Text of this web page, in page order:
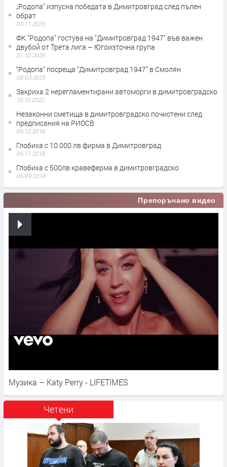
„Родопа“ изпусна победата в Димитровград след пълен
обрат
03.11.2025
ФК "Родопа" гостува на "Димитровград 1947" във важен
двубой от Трета лига – Югоизточна група
31.10.2025
“Родопа” посреща “Димитровград 1947” в Смолян
08.03.2025
Закриха 2 нерегламентирани автоморги в димитровградско
15.12.2022
Незаконни сметища в димитровградско почистени след
предписания на РИОСВ
06.12.2018
Глобиха с 10 000 лв фирма в Димитровград
06.11.2018
Глобиха с 500лв кравеферма в димитровградско
05.09.2018
Препоръчано видео
Музика – Katy Perry - LIFETIMES
Четени